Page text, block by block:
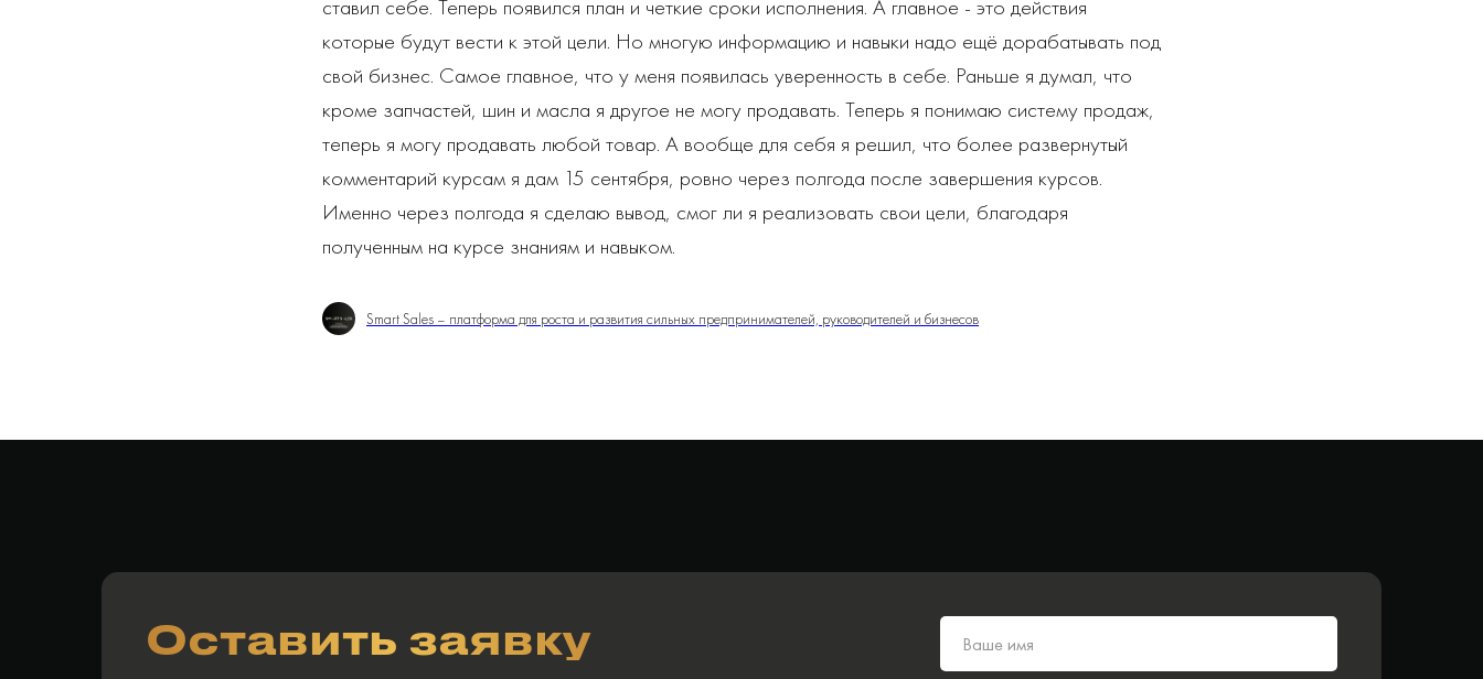
ставил себе. Теперь появился план и четкие сроки исполнения. А главное - это действия
которые будут вести к этой цели. Но многую информацию и навыки надо ещё дорабатывать под
свой бизнес. Самое главное, что у меня появилась уверенность в себе. Раньше я думал, что
кроме запчастей, шин и масла я другое не могу продавать. Теперь я понимаю систему продаж,
теперь я могу продавать любой товар. А вообще для себя я решил, что более развернутый
комментарий курсам я дам 15 сентября, ровно через полгода после завершения курсов.
Именно через полгода я сделаю вывод, смог ли я реализовать свои цели, благодаря
полученным на курсе знаниям и навыком.
Smart Sales – платформа для роста и развития сильных предпринимателей, руководителей и бизнесов
Оставить заявку